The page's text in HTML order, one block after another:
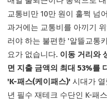
교통비만 10만 원이 훌쩍 넘
과거에는 교통비를 아끼기
러야 하는 불편한 '알뜰교통
요가 없습니다. 이동 거리와
면 지출 금액의 최대 53%를
'K-패스(케이패스)' 시대가
년 필수 재테크 수단인 K-패